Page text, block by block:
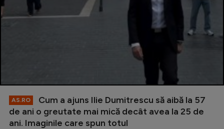
AS.RO
Cum a ajuns Ilie Dumitrescu să aibă la 57
de ani o greutate mai mică decât avea la 25 de
ani. Imaginile care spun totul